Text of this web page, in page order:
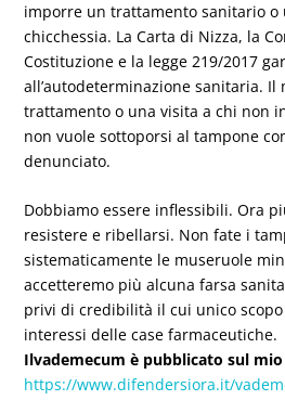
imporre un trattamento sanitario o
chicchessia. La Carta di Nizza, la
Costituzione e la legge 219/2017
all’autodeterminazione sanitaria.
trattamento o una visita a chi non
non vuole sottoporsi al tampone
denunciato.
Dobbiamo essere inflessibili. Ora
resistere e ribellarsi. Non fate i
sistematicamente le museruole
accetteremo più alcuna farsa
privi di credibilità il cui unico
interessi delle case farmaceutiche.
Ilvademecum è pubblicato sul
https://www.difendersiora.it/